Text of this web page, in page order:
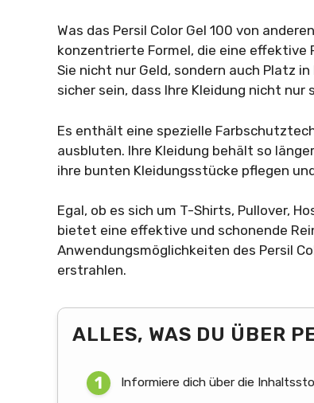
Was das Persil Color Gel 100 von
konzentrierte Formel, die eine effektive
Sie nicht nur Geld, sondern auch Platz
sicher sein, dass Ihre Kleidung nicht
Es enthält eine spezielle
ausbluten. Ihre Kleidung behält so
ihre bunten Kleidungsstücke pflegen
Egal, ob es sich um T-Shirts, Pullover,
bietet eine effektive und schonende
Anwendungsmöglichkeiten des Persil
erstrahlen.
ALLES, WAS DU ÜBER
Informiere dich über die